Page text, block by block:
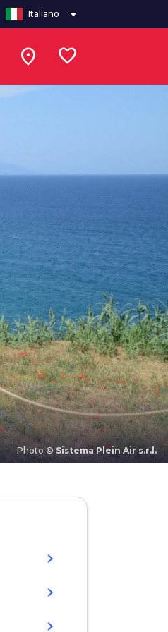
Italiano arrow_drop_down
location_on favorite
Photo © Sistema Plein Air s.r.l.
chevron_right
chevron_right
chevron_right